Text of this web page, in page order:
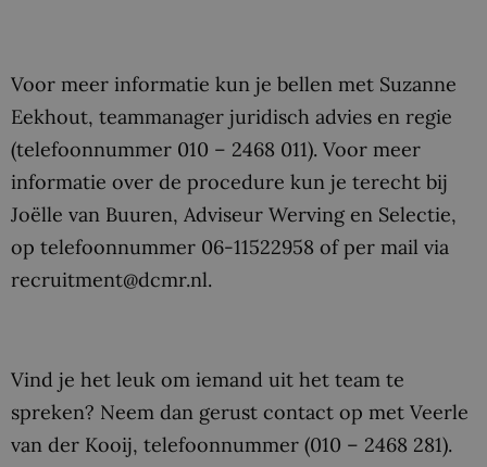
Voor meer informatie kun je bellen met Suzanne
Eekhout, teammanager juridisch advies en regie
(telefoonnummer 010 – 2468 011). Voor meer
informatie over de procedure kun je terecht bij
Joëlle van Buuren, Adviseur Werving en Selectie,
op telefoonnummer 06-11522958 of per mail via
recruitment@dcmr.nl.
Vind je het leuk om iemand uit het team te
spreken? Neem dan gerust contact op met Veerle
van der Kooij, telefoonnummer (010 – 2468 281).